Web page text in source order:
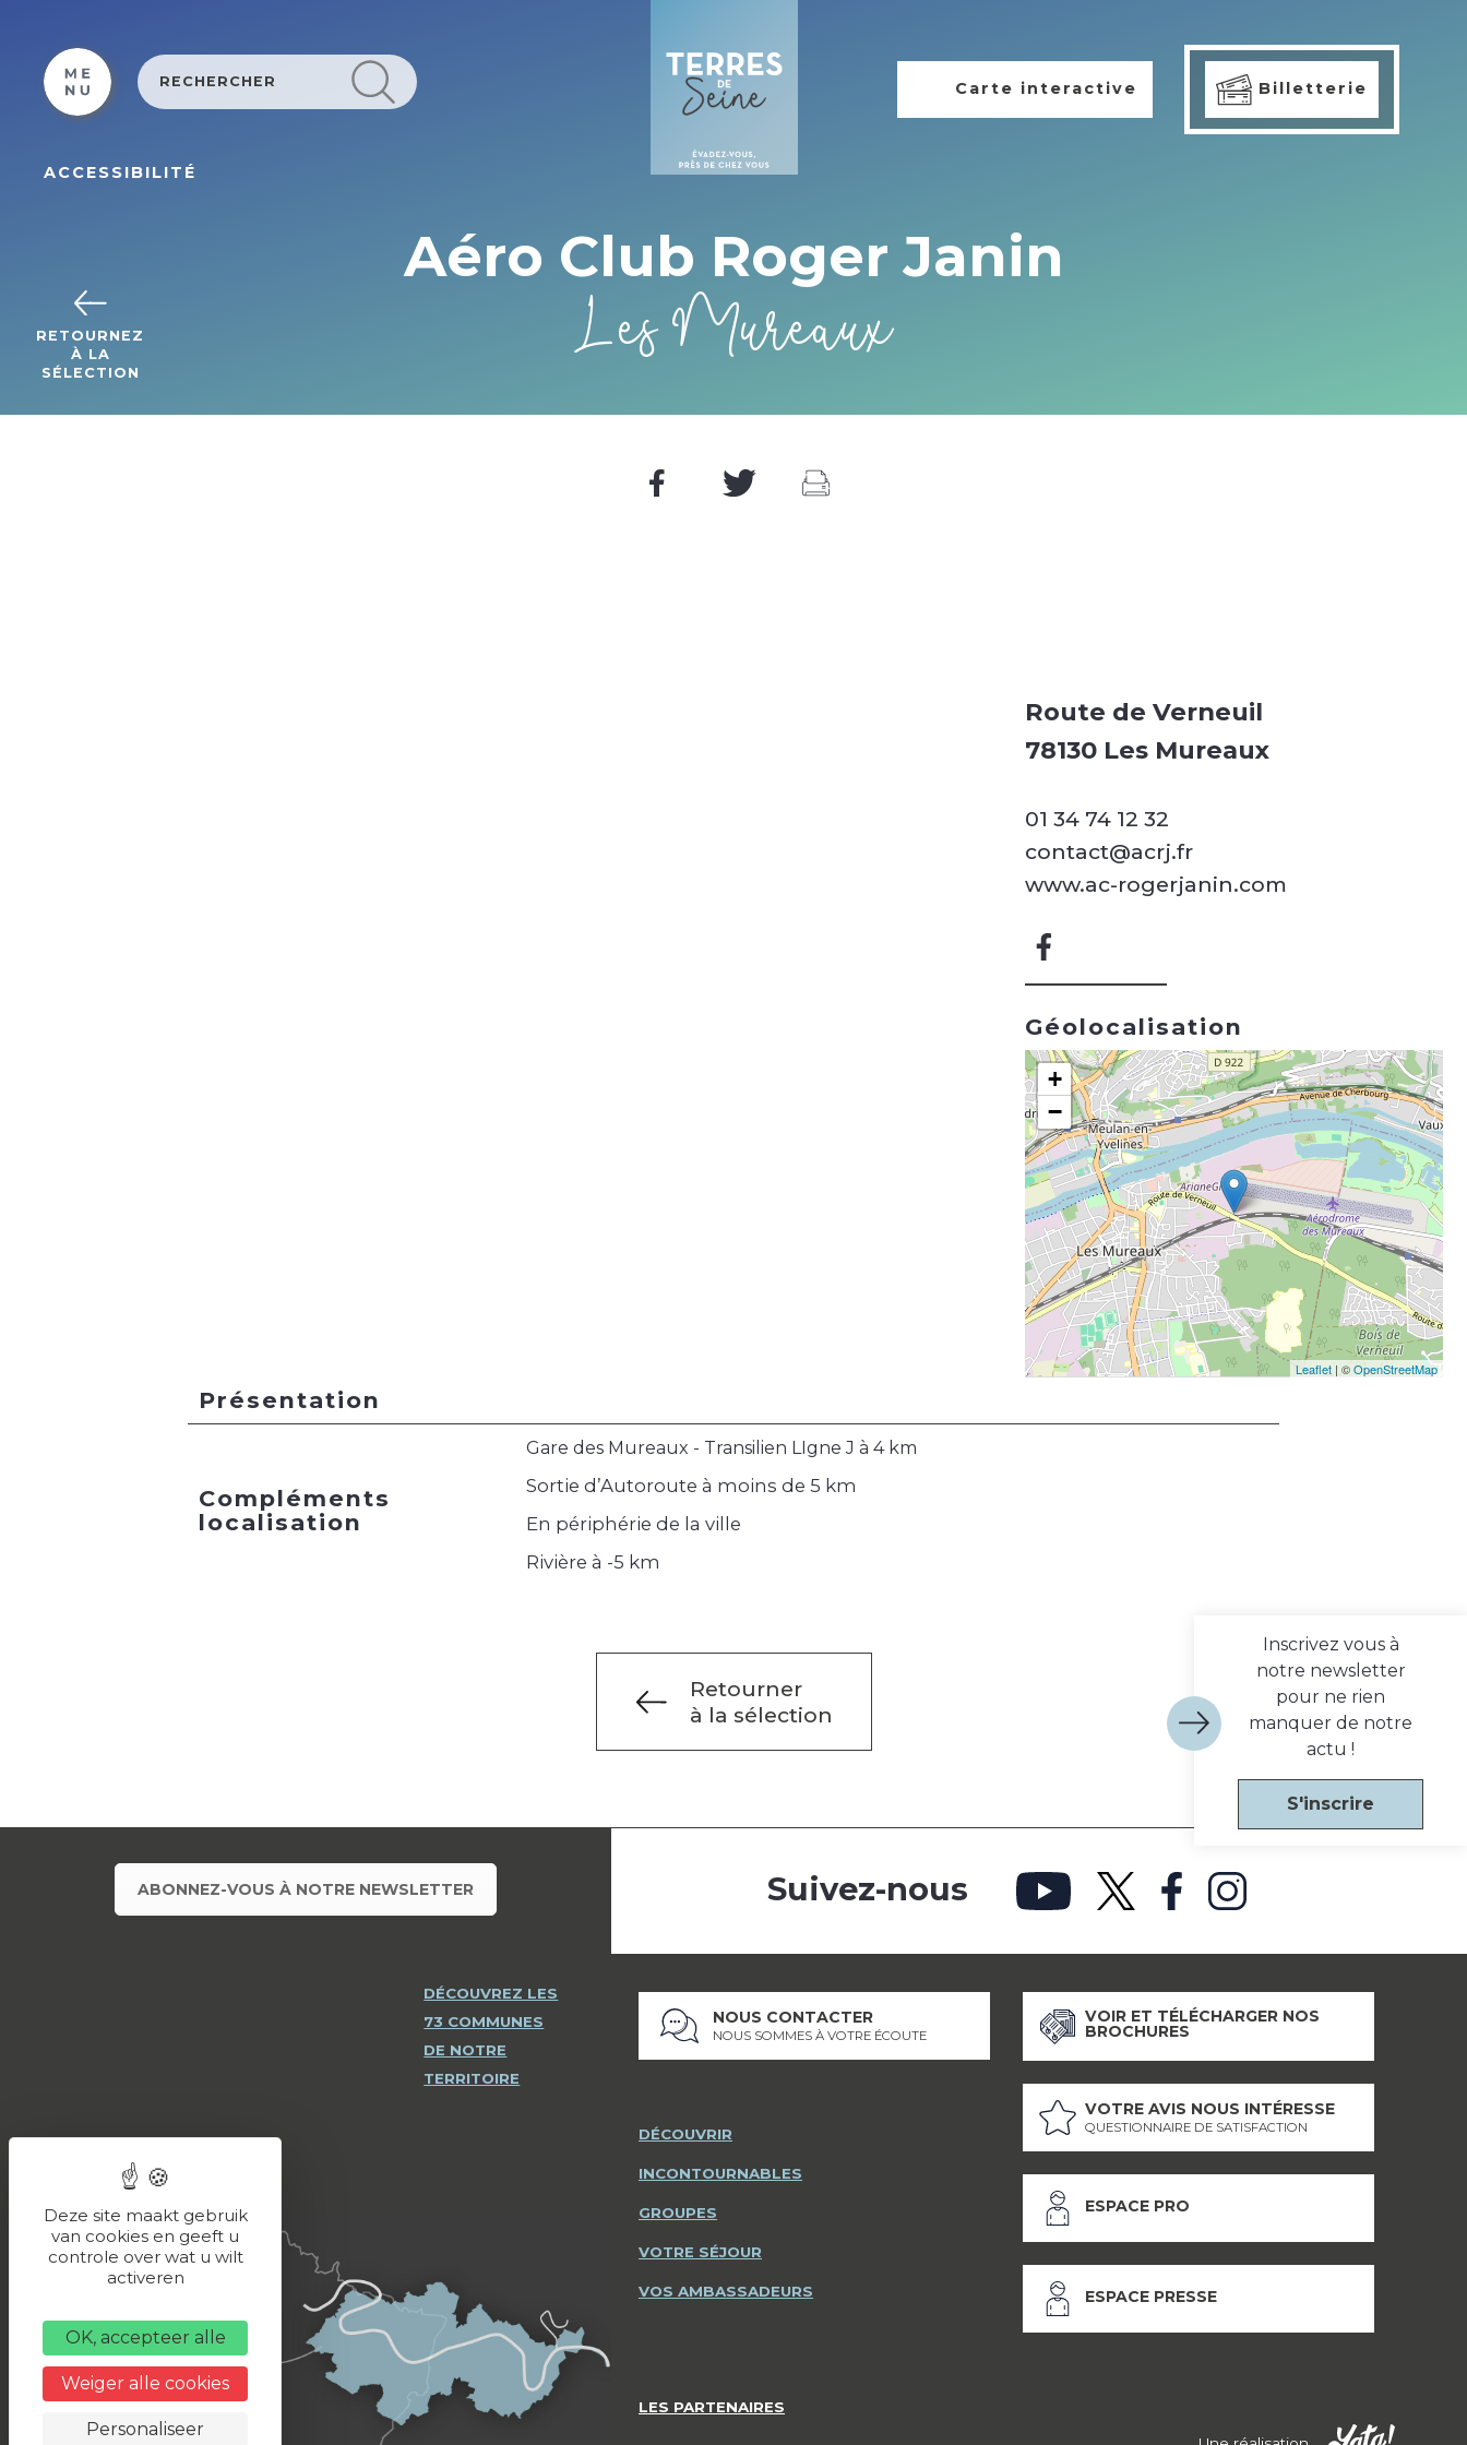
ACCESSIBILITÉ
Carte interactive Billetterie
RETOURNEZ
À LA
SÉLECTION
Aéro Club Roger Janin
Les Mureaux
Route de Verneuil
78130 Les Mureaux
01 34 74 12 32
contact@acrj.fr
www.ac-rogerjanin.com
Géolocalisation
+
−
Leaflet| ©OpenStreetMap
Présentation
Compléments
localisation
Gare des Mureaux - Transilien LIgne J à 4 km
Sortie d’Autoroute à moins de 5 km
En périphérie de la ville
Rivière à -5 km
Retourner
à la sélection
Inscrivez vous à
notre newsletter
pour ne rien
manquer de notre
actu !
S'inscrire
ABONNEZ-VOUS À NOTRE NEWSLETTER
DÉCOUVREZ LES
73 COMMUNES
DE NOTRE
TERRITOIRE
Suivez-nous
NOUS CONTACTER
NOUS SOMMES À VOTRE ÉCOUTE
DÉCOUVRIR
INCONTOURNABLES
GROUPES
VOTRE SÉJOUR
VOS AMBASSADEURS
VOIR ET TÉLÉCHARGER NOS
BROCHURES
VOTRE AVIS NOUS INTÉRESSE
QUESTIONNAIRE DE SATISFACTION
ESPACE PRO
ESPACE PRESSE
LES PARTENAIRES
Deze site maakt gebruik
van cookies en geeft u
controle over wat u wilt
activeren
OK, accepteer alle
Weiger alle cookies
Personaliseer